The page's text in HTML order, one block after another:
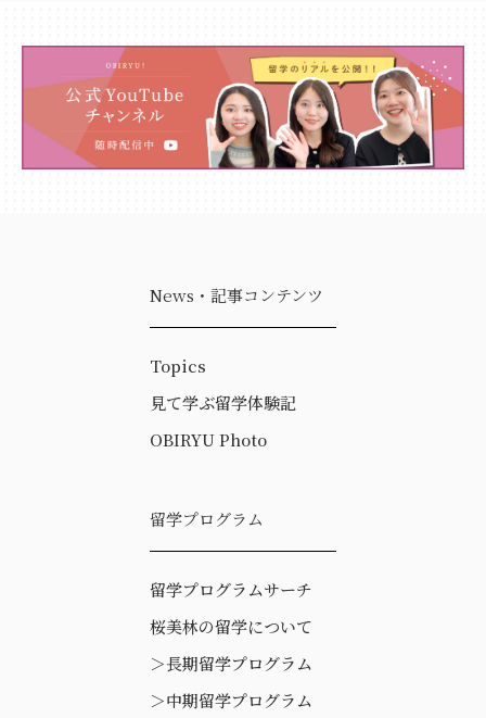
News・記事コンテンツ
Topics
見て学ぶ留学体験記
OBIRYU Photo
留学プログラム
留学プログラムサーチ
桜美林の留学について
＞長期留学プログラム
＞中期留学プログラム